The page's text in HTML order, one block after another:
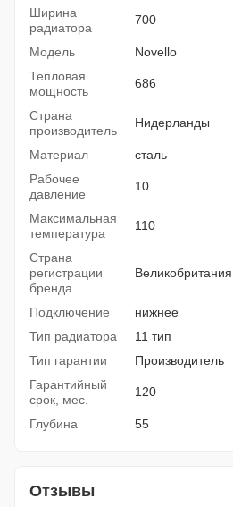
Ширина
радиатора
700
Модель
Novello
Тепловая
мощность
686
Страна
производитель
Нидерланды
Материал
сталь
Рабочее
давление
10
Максимальная
температура
110
Страна
регистрации
бренда
Великобритания
Подключение
нижнее
Тип радиатора
11 тип
Тип гарантии
Производитель
Гарантийный
срок, мес.
120
Глубина 55
Отзывы